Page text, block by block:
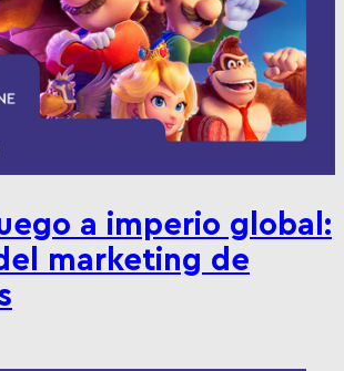
a imperio global:
marketing de